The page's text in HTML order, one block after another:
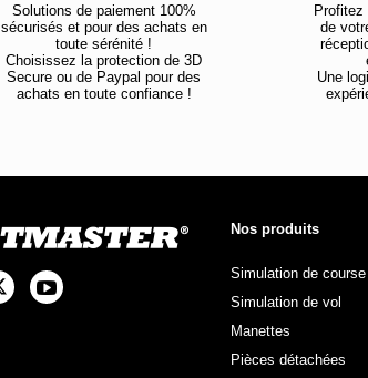
Solutions de paiement 100%
sécurisés et pour des achats en
toute sérénité !
Choisissez la protection de 3D
Secure ou de Paypal pour des
achats en toute confiance !
Profitez
de
Une
Nos produits
Simulation de course
Simulation de vol
Manettes
Pièces détachées